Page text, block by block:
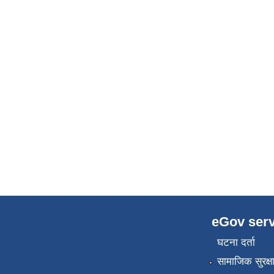
eGov
घटना दर्ता
सामाजिक सुरक्षा